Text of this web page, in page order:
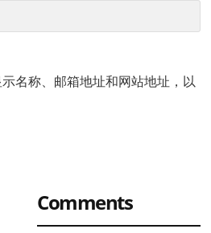
名称、邮箱地址和网站地址，以
Comments